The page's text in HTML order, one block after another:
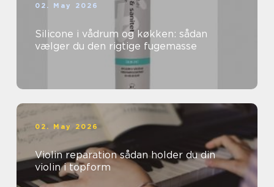
02. May 2026
Silicone i vådrum og køkken: sådan
vælger du den rigtige fugemasse
02. May 2026
Violin reparation sådan holder du din
violin i topform